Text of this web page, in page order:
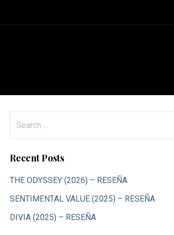
Recent Posts
THE ODYSSEY (2026) – RESEÑA
SENTIMENTAL VALUE (2025) – RESEÑA
DIVIA (2025) – RESEÑA